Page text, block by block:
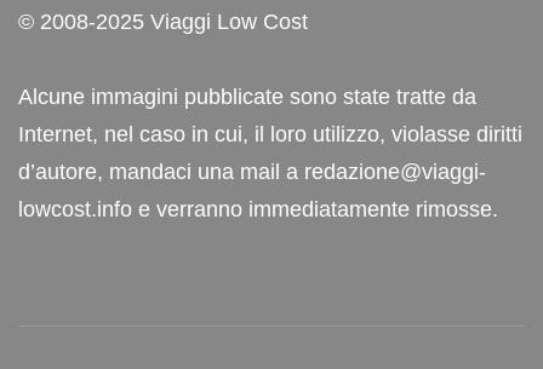
© 2008-2025 Viaggi Low Cost
Alcune immagini pubblicate sono state tratte da
Internet, nel caso in cui, il loro utilizzo, violasse diritti
d’autore, mandaci una mail a redazione@viaggi-
lowcost.info e verranno immediatamente rimosse.